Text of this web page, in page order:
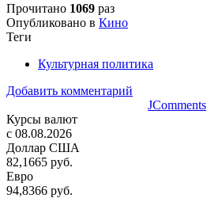
Прочитано 1069 раз
Опубликовано в Кино
Теги
Культурная политика
Добавить комментарий
JComments
Курсы валют
c 08.08.2026
Доллар США
82,1665 руб.
Евро
94,8366 руб.